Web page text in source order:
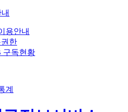
용안내
한
구독현황
계